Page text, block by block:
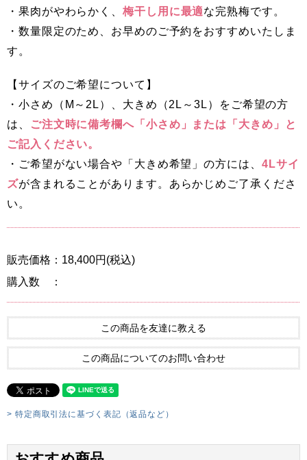
・果肉がやわらかく、 梅干し用に最適な完熟梅です。
・数量限定のため、お早めのご予約をおすすめいたしま
す。
【サイズのご希望について】
・小さめ（M～2L）、大きめ（2L～3L）をご希望の方
は、
ご注文時に備考欄へ「小さめ」または「大きめ」と
ご記入ください。
・ご希望がない場合や「大きめ希望」の方には、 4Lサイ
ズが含まれることがあります。あらかじめご了承くださ
い。
販売価格：18,400円(税込)
購入数 ：
この商品を友達に教える
この商品についてのお問い合わせ
> 特定商取引法に基づく表記（返品など）